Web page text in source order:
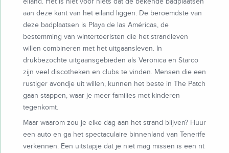
aan deze kant van het eiland liggen. De beroemdste van
deze badplaatsen is Playa de las Américas, de
bestemming van wintertoeristen die het strandleven
willen combineren met het uitgaansleven. In
drukbezochte uitgaansgebieden als Veronica en Starco
zijn veel discotheken en clubs te vinden. Mensen die een
rustiger avondje uit willen, kunnen het beste in The Patch
gaan stappen, waar je meer families met kinderen
tegenkomt.
Maar waarom zou je elke dag aan het strand blijven? Huur
een auto en ga het spectaculaire binnenland van Tenerife
verkennen. Een uitstapje dat je niet mag missen is een rit